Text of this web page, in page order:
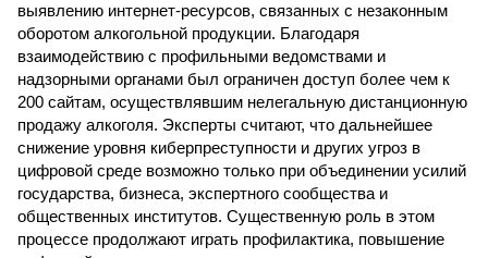
выявлению интернет-ресурсов, связанных с незаконным
оборотом алкогольной продукции. Благодаря
взаимодействию с профильными ведомствами и
надзорными органами был ограничен доступ более чем к
200 сайтам, осуществлявшим нелегальную дистанционную
продажу алкоголя. Эксперты считают, что дальнейшее
снижение уровня киберпреступности и других угроз в
цифровой среде возможно только при объединении усилий
государства, бизнеса, экспертного сообщества и
общественных институтов. Существенную роль в этом
процессе продолжают играть профилактика, повышение